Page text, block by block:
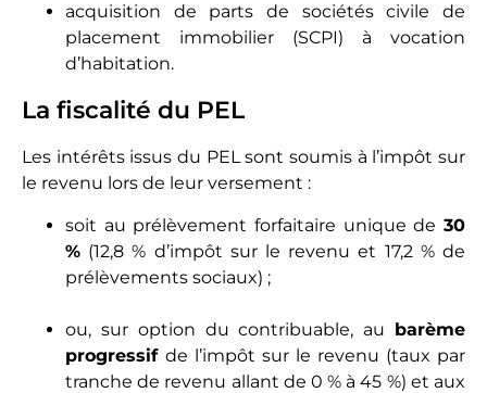
acquisition de parts de sociétés civile de
placement immobilier (SCPI) à vocation
d’habitation.
La fiscalité du PEL
Les intérêts issus du PEL sont soumis à l’impôt sur
le revenu lors de leur versement :
soit au prélèvement forfaitaire unique de 30
% (12,8 % d’impôt sur le revenu et 17,2 % de
prélèvements sociaux) ;
ou, sur option du contribuable, au barème
progressif de l’impôt sur le revenu (taux par
tranche de revenu allant de 0 % à 45 %) et aux